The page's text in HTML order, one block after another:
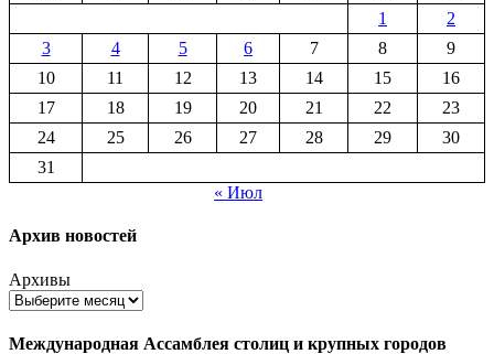
1
2
3
4 5 6 7 8
9
10
11 12 13 14 15
16
17
18 19 20 21 22
23
24
25 26 27 28 29
30
31
« Июл
Архив новостей
Архивы
Международная Ассамблея столиц и крупных городов